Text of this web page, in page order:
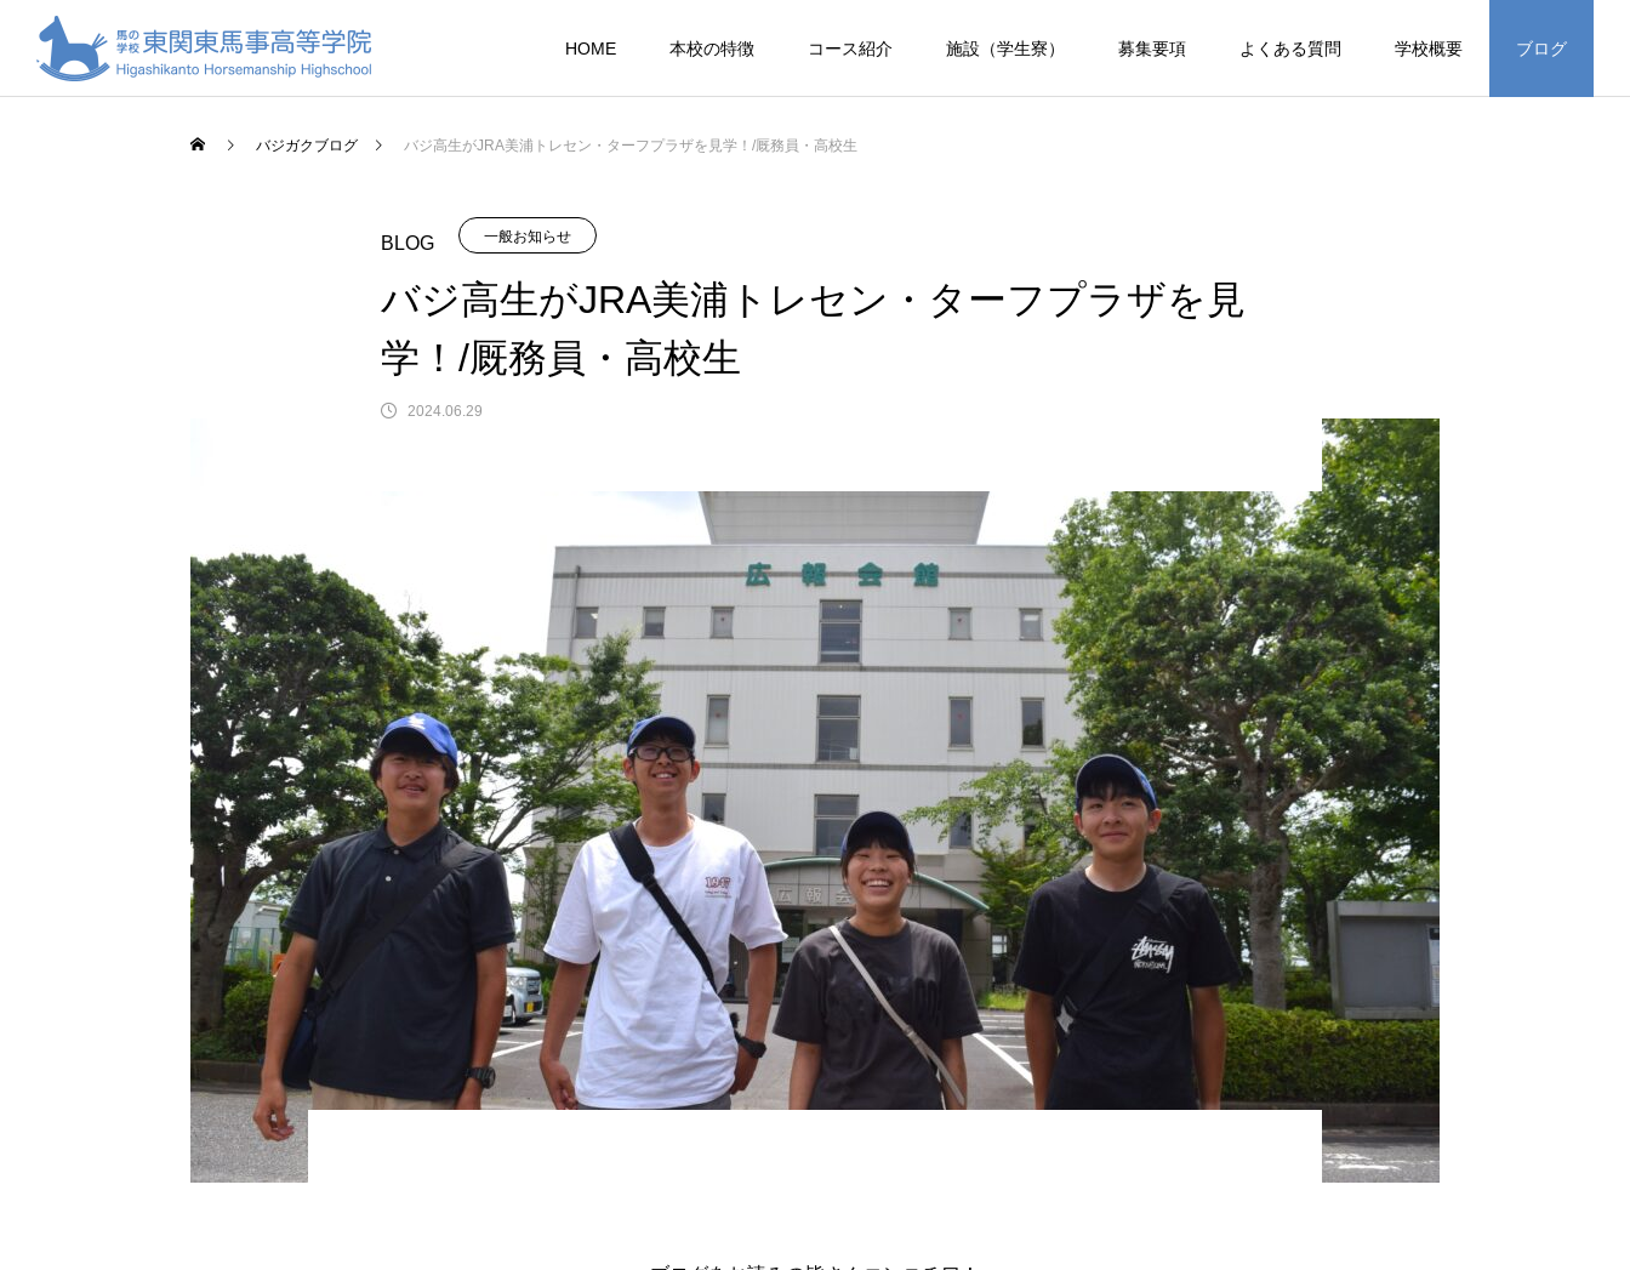
HOME 本校の特徴 コース紹介 施設（学生寮） 募集要項 よくある質問 学校概要 ブログ
バジガクブログ バジ高生がJRA美浦トレセン・ターフプラザを見学！/厩務員・高校生
BLOG 一般お知らせ
バジ高生がJRA美浦トレセン・ターフプラザを見
学！/厩務員・高校生
2024.06.29